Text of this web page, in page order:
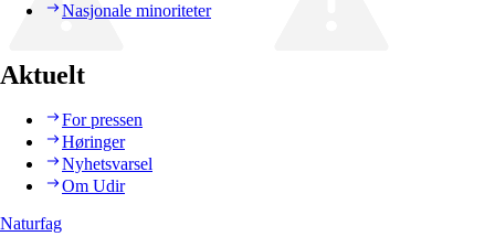
Nasjonale minoriteter
Aktuelt
For pressen
Høringer
Nyhetsvarsel
Om Udir
Naturfag